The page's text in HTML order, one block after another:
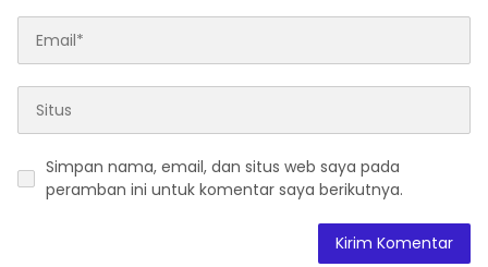
Simpan nama, email, dan situs web saya pada
peramban ini untuk komentar saya berikutnya.